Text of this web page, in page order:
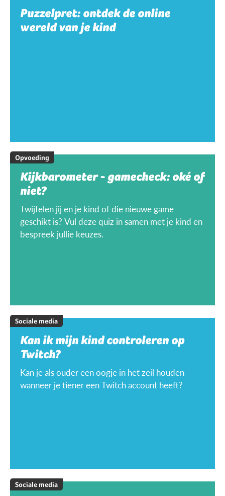
Puzzelpret: ontdek de online
wereld van je kind
Opvoeding
Kijkbarometer - gamecheck: oké of
niet?
Twijfelen jij en je kind of die nieuwe game
geschikt is? Vul deze quiz in samen met je kind en
bespreek jullie keuzes.
Sociale media
Kan ik mijn kind controleren op
Twitch?
Kan je als ouder een oogje in het zeil houden
wanneer je tiener een Twitch account heeft?
Sociale media